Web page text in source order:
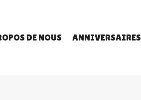
DE NOUS ANNIVERSAIRES